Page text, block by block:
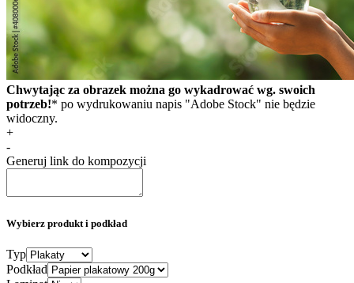
Chwytając za obrazek można go wykadrować wg. swoich
potrzeb!* po wydrukowaniu napis "Adobe Stock" nie będzie
widoczny.
+
-
Generuj link do kompozycji
Wybierz produkt i podkład
Typ
Podkład